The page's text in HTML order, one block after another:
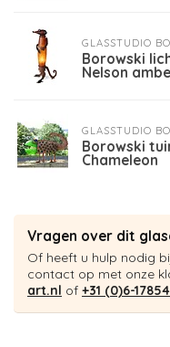
GLASSTUDIO
Borowski
Nelson
GLASSTUDIO
Borowski
Chameleon
Vragen over dit
Of heeft u hulp nodig
contact op met onze
art.nl of +31 (0)6-